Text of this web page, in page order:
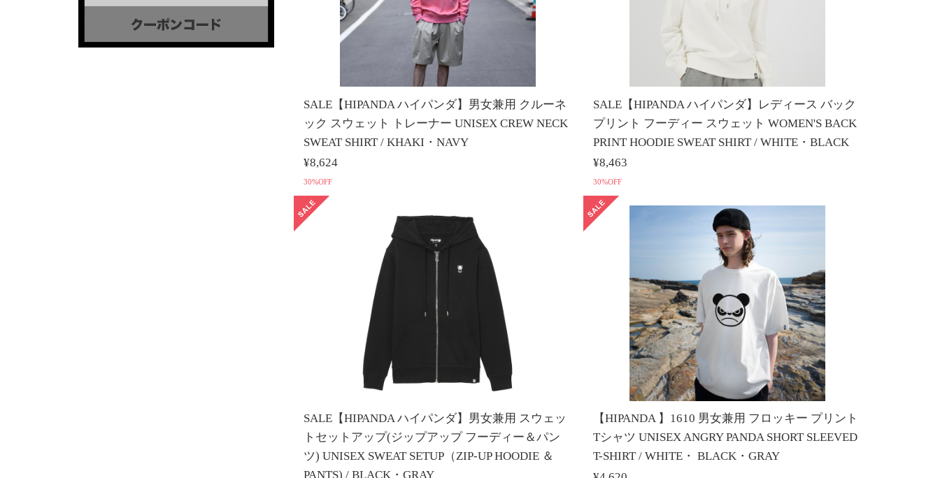
SALE【HIPANDA ハイパンダ】男女兼用 クルーネ
ック スウェット トレーナー UNISEX CREW NECK
SWEAT SHIRT / KHAKI・NAVY
¥8,624
30%OFF
SALE【HIPANDA ハイパンダ】レディース バック
プリント フーディー スウェット WOMEN'S BACK
PRINT HOODIE SWEAT SHIRT / WHITE・BLACK
¥8,463
30%OFF
SALE【HIPANDA ハイパンダ】男女兼用 スウェッ
トセットアップ(ジップアップ フーディー＆パン
ツ) UNISEX SWEAT SETUP（ZIP-UP HOODIE ＆
PANTS) / BLACK・GRAY
【HIPANDA 】1610 男女兼用 フロッキー プリント
Tシャツ UNISEX ANGRY PANDA SHORT SLEEVED
T-SHIRT / WHITE・ BLACK・GRAY